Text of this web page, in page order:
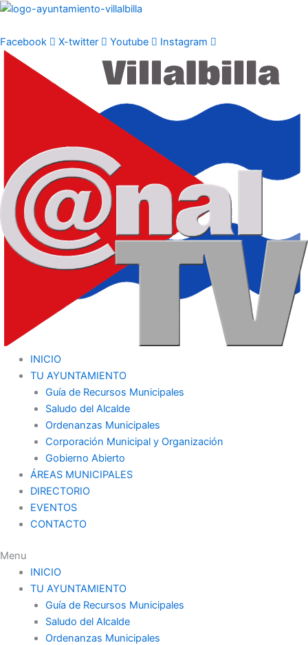
Ir
contenido
Facebook X-twitter Youtube Instagram
INICIO
TU AYUNTAMIENTO
Guía de Recursos Municipales
Saludo del Alcalde
Ordenanzas Municipales
Corporación Municipal y Organización
Gobierno Abierto
ÁREAS MUNICIPALES
DIRECTORIO
EVENTOS
CONTACTO
Menu
INICIO
TU AYUNTAMIENTO
Guía de Recursos Municipales
Saludo del Alcalde
Ordenanzas Municipales